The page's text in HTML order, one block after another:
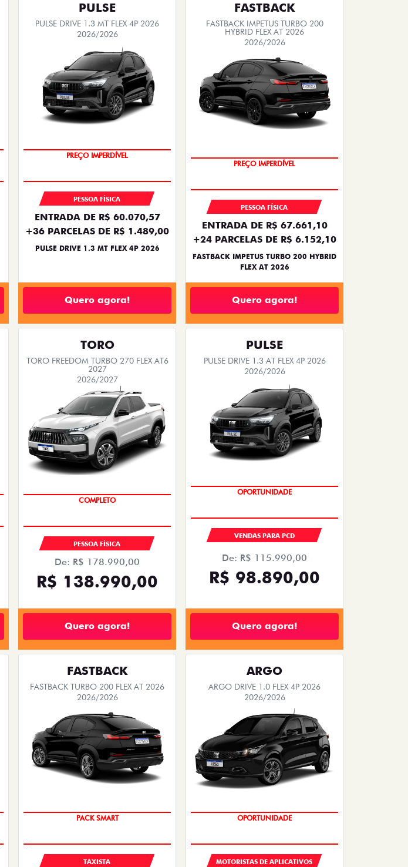
PULSE
PULSE DRIVE 1.3 MT FLEX 4P 2026
2026/2026
OPORTUNIDADE
PESSOA FÍSICA
ENTRADA DE R$ 60.070,57
+36 PARCELAS DE R$ 1.489,00
PULSE DRIVE 1.3 MT FLEX 4P 2026
Quero agora!
FASTBACK
FASTBACK IMPETUS TURBO 200
HYBRID FLEX AT 2026
2026/2026
OPORTUNIDADE
PESSOA FÍSICA
ENTRADA DE R$ 67.661,10
+24 PARCELAS DE R$ 6.152,10
FASTBACK IMPETUS TURBO 200 HYBRID
FLEX AT 2026
Quero agora!
TORO
TORO FREEDOM TURBO 270 FLEX AT6
2027
2026/2027
PESSOA FÍSICA
De: R$ 178.990,00
R$ 138.990,00
Quero agora!
PULSE
PULSE DRIVE 1.3 AT FLEX 4P 2026
2026/2026
OPORTUNIDADE
VENDAS PARA PCD
De: R$ 115.990,00
R$ 98.890,00
Quero agora!
FASTBACK
FASTBACK TURBO 200 FLEX AT 2026
2026/2026
PACK SMART
TAXISTA
ARGO
ARGO DRIVE 1.0 FLEX 4P 2026
2026/2026
OPORTUNIDADE
MOTORISTAS DE APLICATIVOS